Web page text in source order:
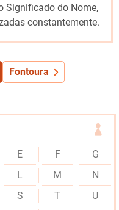
Significado do Nome,
constantemente.
Fontoura
E F
G
L M
N
S T
U